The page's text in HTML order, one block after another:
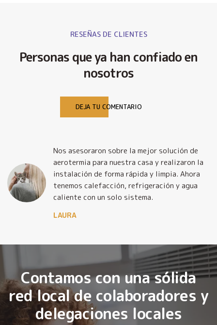
RESEÑAS DE CLIENTES
Personas que ya han confiado en
nosotros
DEJA TU COMENTARIO
Nos asesoraron sobre la mejor solución de
aerotermia para nuestra casa y realizaron la
instalación de forma rápida y limpia. Ahora
tenemos calefacción, refrigeración y agua
caliente con un solo sistema.
LAURA
Contamos con una sólida
red local de colaboradores y
delegaciones locales